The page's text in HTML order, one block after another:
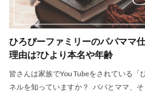
ひろぴーファミリーのパパママ
理由は?ひより本名や年齢
皆さんは家族でYou Tubeをされている
ネルを知っていますか？ パパとママ、